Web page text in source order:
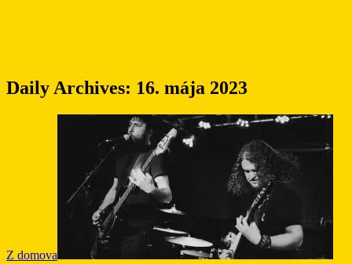
Daily Archives: 16. mája 2023
Z domova